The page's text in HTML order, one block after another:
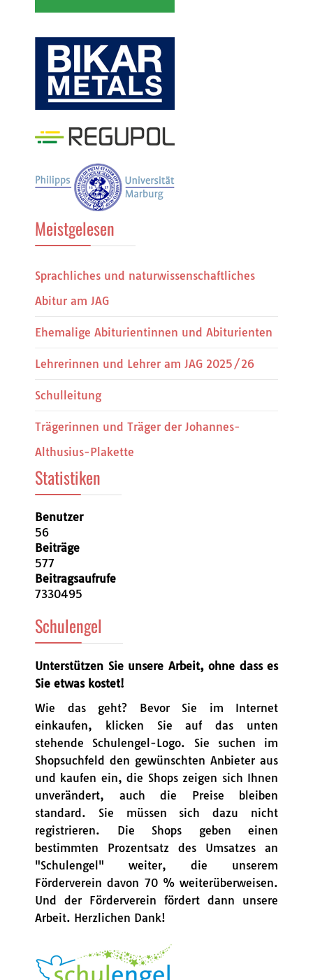
Meistgelesen
Sprachliches und naturwissenschaftliches
Abitur am JAG
Ehemalige Abiturientinnen und Abiturienten
Lehrerinnen und Lehrer am JAG 2025/26
Schulleitung
Trägerinnen und Träger der Johannes-
Althusius-Plakette
Statistiken
Benutzer
56
Beiträge
577
Beitragsaufrufe
7330495
Schulengel
Unterstützen Sie unsere Arbeit, ohne dass es
Sie etwas kostet!
Wie das geht? Bevor Sie im Internet
einkaufen, klicken Sie auf das unten
stehende Schulengel-Logo. Sie suchen im
Shopsuchfeld den gewünschten Anbieter aus
und kaufen ein, die Shops zeigen sich Ihnen
unverändert, auch die Preise bleiben
standard. Sie müssen sich dazu nicht
registrieren. Die Shops geben einen
bestimmten Prozentsatz des Umsatzes an
"Schulengel" weiter, die unserem
Förderverein davon 70 % weiterüberweisen.
Und der Förderverein fördert dann unsere
Arbeit. Herzlichen Dank!